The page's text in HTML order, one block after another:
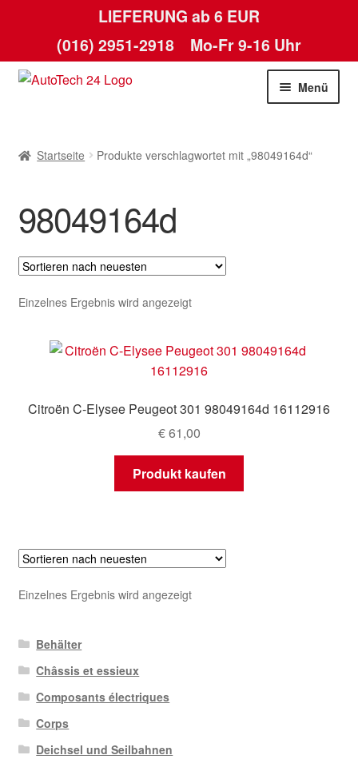
LIEFERUNG ab 6 EUR
(016) 2951-2918 Mo-Fr 9-16 Uhr
Zur
Zum
Menü
AGB
Datenschutz-Bestimmungen
Kasse
Kontakt
Lieferung
Startseite Produkte verschlagwortet mit „98049164d“
98049164d
Einzelnes Ergebnis wird angezeigt
Citroën C-Elysee Peugeot 301 98049164d 16112916
€61,00
Produkt kaufen
Einzelnes Ergebnis wird angezeigt
Behälter
Châssis et essieux
Composants électriques
Corps
Deichsel und Seilbahnen